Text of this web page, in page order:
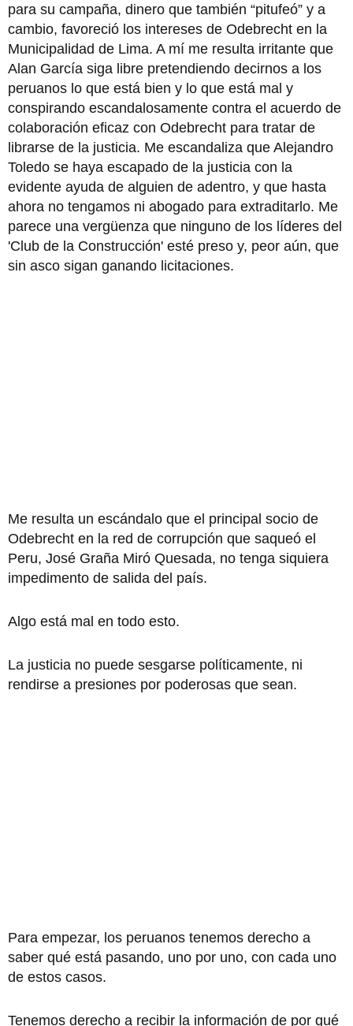
para su campaña, dinero que también “pitufeó” y a
cambio, favoreció los intereses de Odebrecht en la
Municipalidad de Lima. A mí me resulta irritante que
Alan García siga libre pretendiendo decirnos a los
peruanos lo que está bien y lo que está mal y
conspirando escandalosamente contra el acuerdo de
colaboración eficaz con Odebrecht para tratar de
librarse de la justicia. Me escandaliza que Alejandro
Toledo se haya escapado de la justicia con la
evidente ayuda de alguien de adentro, y que hasta
ahora no tengamos ni abogado para extraditarlo. Me
parece una vergüenza que ninguno de los líderes del
'Club de la Construcción' esté preso y, peor aún, que
sin asco sigan ganando licitaciones.
Me resulta un escándalo que el principal socio de
Odebrecht en la red de corrupción que saqueó el
Peru, José Graña Miró Quesada, no tenga siquiera
impedimento de salida del país.
Algo está mal en todo esto.
La justicia no puede sesgarse políticamente, ni
rendirse a presiones por poderosas que sean.
Para empezar, los peruanos tenemos derecho a
saber qué está pasando, uno por uno, con cada uno
de estos casos.
Tenemos derecho a recibir la información de por qué